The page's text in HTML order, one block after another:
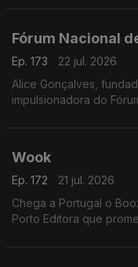
Fórum Nacional
Ep. 173
22 jul. 2026
Alice Gonçalves,
impulsionadora do
Wook
Ep. 172
21 jul. 2026
Chega a Portugal o
Porto Editora que